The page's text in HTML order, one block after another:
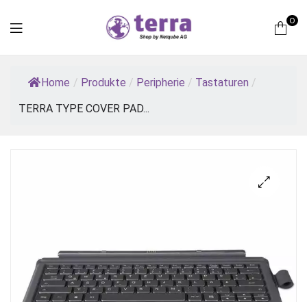
Computer
0
Home / Produkte / Peripherie / Tastaturen /
TERRA TYPE COVER PAD...